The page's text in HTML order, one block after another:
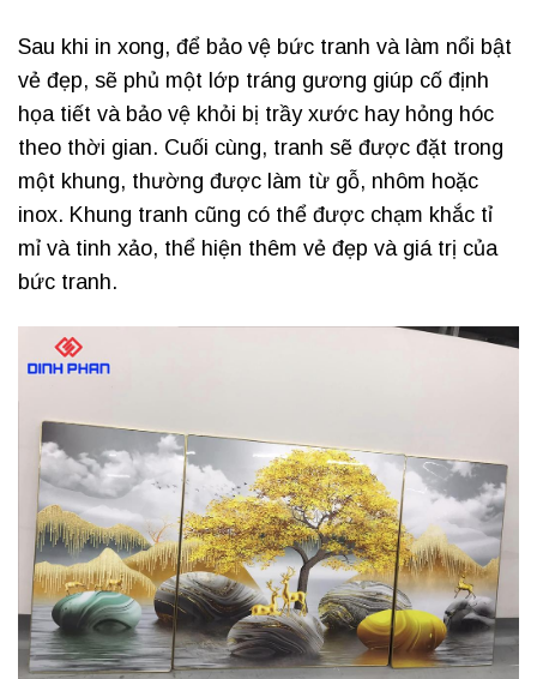
Sau khi in xong, để bảo vệ bức tranh và làm nổi bật
vẻ đẹp, sẽ phủ một lớp tráng gương giúp cố định
họa tiết và bảo vệ khỏi bị trầy xước hay hỏng hóc
theo thời gian. Cuối cùng, tranh sẽ được đặt trong
một khung, thường được làm từ gỗ, nhôm hoặc
inox. Khung tranh cũng có thể được chạm khắc tỉ
mỉ và tinh xảo, thể hiện thêm vẻ đẹp và giá trị của
bức tranh.